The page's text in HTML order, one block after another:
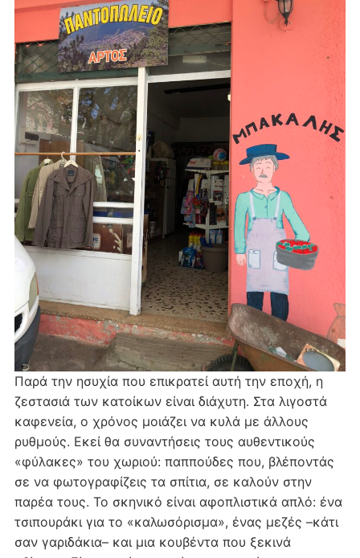
Παρά την ησυχία που επικρατεί αυτή την εποχή, η
ζεστασιά των κατοίκων είναι διάχυτη. Στα λιγοστά
καφενεία, ο χρόνος μοιάζει να κυλά με άλλους
ρυθμούς. Εκεί θα συναντήσεις τους αυθεντικούς
«φύλακες» του χωριού: παππούδες που, βλέποντάς
σε να φωτογραφίζεις τα σπίτια, σε καλούν στην
παρέα τους. Το σκηνικό είναι αφοπλιστικά απλό: ένα
τσιπουράκι για το «καλωσόρισμα», ένας μεζές –κάτι
σαν γαριδάκια– και μια κουβέντα που ξεκινά